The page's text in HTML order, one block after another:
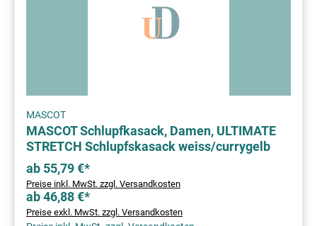
MASCOT
MASCOT Schlupfkasack, Damen, ULTIMATE
STRETCH Schlupfskasack weiss/currygelb
ab 55,79 €*
Preise inkl. MwSt. zzgl. Versandkosten
ab 46,88 €*
Preise exkl. MwSt. zzgl. Versandkosten